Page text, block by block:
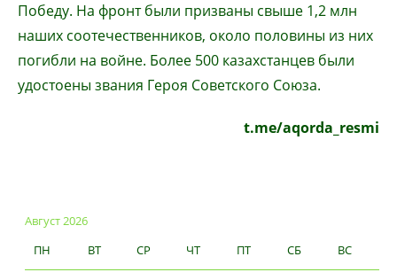
Победу. На фронт были призваны свыше 1,2 млн
наших соотечественников, около половины из них
погибли на войне. Более 500 казахстанцев были
удостоены звания Героя Советского Союза.
t.me/aqorda_resmi
Август 2026
ПН
ВТ СР ЧТ ПТ СБ ВС